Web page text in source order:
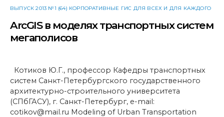
ВЫПУСК 2013 №1 (64) КОРПОРАТИВНЫЕ ГИС ДЛЯ ВСЕХ И ДЛЯ КАЖДОГО
ArcGIS в моделях транспортных систем
мегаполисов
Котиков Ю.Г., профессор Кафедры транспортных
систем Санкт-Петербургского государственного
архитектурно-строительного университета
(СПбГАСУ), г. Санкт-Петербург, e-mail:
cotikov@mail.ru Modeling of Urban Transportation